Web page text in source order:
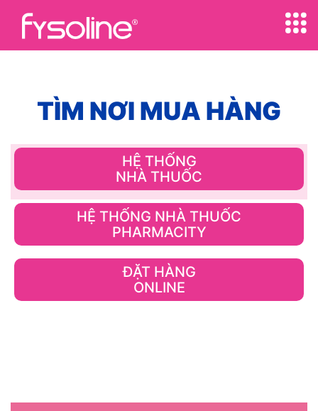
TÌM NƠI MUA HÀNG
HỆ THỐNG
NHÀ THUỐC
HỆ THỐNG NHÀ THUỐC
PHARMACITY
ĐẶT HÀNG
ONLINE